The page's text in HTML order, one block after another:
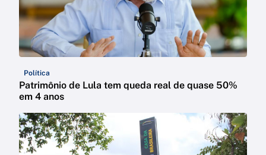
Política
Patrimônio de Lula tem queda real de quase 50%
em 4 anos